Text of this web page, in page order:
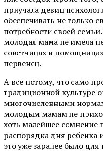
приучала девиц
обеспечивать не только
потребности своей
молодая мама не имела
советчицах и
первенец.
А все потому, что само
традиционной культуре
многочисленными
молодым мамам не
хоть малейшее сомнение
распорядка дня ребенка
это уже заранее было для